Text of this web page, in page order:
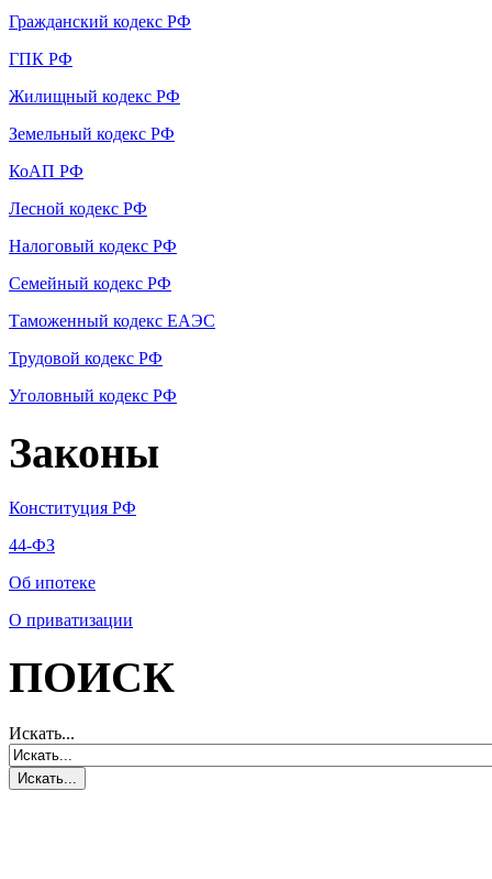
Гражданский кодекс РФ
ГПК РФ
Жилищный кодекс РФ
Земельный кодекс РФ
КоАП РФ
Лесной кодекс РФ
Налоговый кодекс РФ
Семейный кодекс РФ
Таможенный кодекс ЕАЭС
Трудовой кодекс РФ
Уголовный кодекс РФ
Законы
Конституция РФ
44-ФЗ
Об ипотеке
О приватизации
ПОИСК
Искать...